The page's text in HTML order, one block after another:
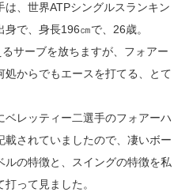
、世界ATPシングルスランキン
で、身長196㎝で、26歳。
サーブを放ちますが、フォアー
からでもエースを打てる、とて
レッティー二選手のフォアーハ
載されていましたので、凄いボー
ルの特徴と、スイングの特徴を私
って見ました。